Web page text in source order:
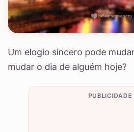
Um elogio sincero pode
mudar o dia de alguém hoje?
PUBLICIDADE